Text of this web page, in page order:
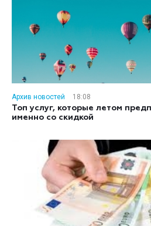
Архив новостей
18:08
Топ услуг, которые летом
именно со скидкой